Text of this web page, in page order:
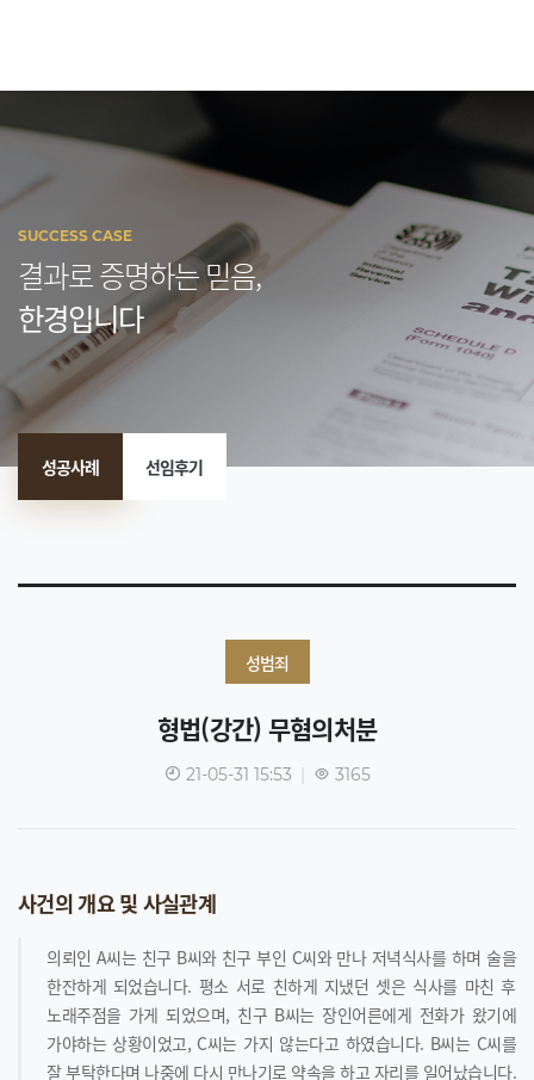
SUCCESS CASE
결과로 증명하는 믿음,
한경입니다
성공사례 선임후기
성범죄
형법(강간) 무혐의처분
21-05-31 15:53 | 3165
사건의 개요 및 사실관계
의뢰인 A씨는 친구 B씨와 친구 부인 C씨와 만나 저녁식사를 하며 술을
한잔하게 되었습니다. 평소 서로 친하게 지냈던 셋은 식사를 마친 후
노래주점을 가게 되었으며, 친구 B씨는 장인어른에게 전화가 왔기에
가야하는 상황이었고, C씨는 가지 않는다고 하였습니다. B씨는 C씨를
잘 부탁한다며 나중에 다시 만나기로 약속을 하고 자리를 일어났습니다.